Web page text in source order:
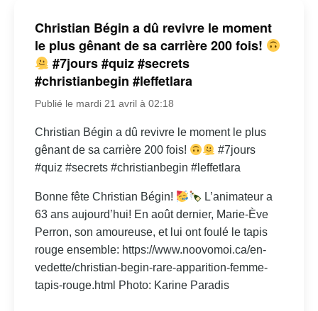
Christian Bégin a dû revivre le moment
le plus gênant de sa carrière 200 fois!
#7jours #quiz #secrets
#christianbegin #leffetlara
Publié le mardi 21 avril à 02:18
Christian Bégin a dû revivre le moment le plus
gênant de sa carrière 200 fois!
#7jours
#quiz #secrets #christianbegin #leffetlara
Bonne fête Christian Bégin!
L’animateur a
63 ans aujourd’hui! En août dernier, Marie-Ève
Perron, son amoureuse, et lui ont foulé le tapis
rouge ensemble: https://www.noovomoi.ca/en-
vedette/christian-begin-rare-apparition-femme-
tapis-rouge.html Photo: Karine Paradis